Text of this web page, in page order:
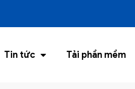
Tin tức Tải phần mềm